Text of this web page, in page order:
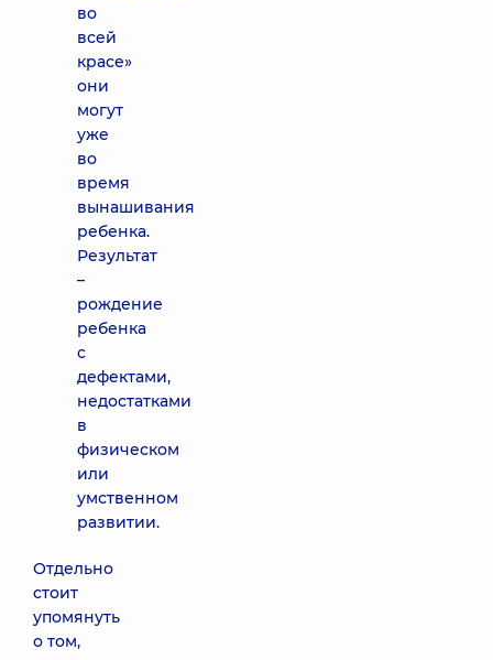
во
всей
красе»
они
могут
уже
во
время
вынашивания
ребенка.
Результат
–
рождение
ребенка
с
дефектами,
недостатками
в
физическом
или
умственном
развитии.
Отдельно
стоит
упомянуть
о том,